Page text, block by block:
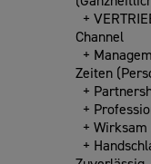
+
Channel
+
Zeiten
+
+
+
+